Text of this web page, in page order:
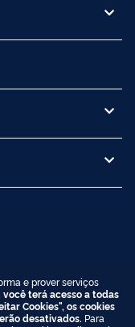
e prover serviços
você terá acesso a todas
Cookies", os cookies
desativados. Para